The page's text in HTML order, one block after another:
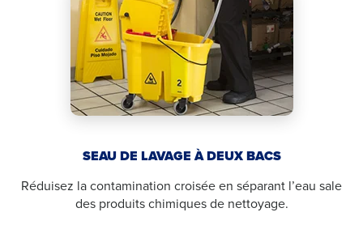
SEAU DE LAVAGE À DEUX BACS
Réduisez la contamination croisée en séparant l’eau sale
des produits chimiques de nettoyage.